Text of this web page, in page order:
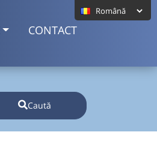
CONTACT
Caută